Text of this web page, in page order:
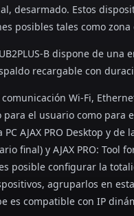
desarmado. Estos
posibles tales como
B dispone de
recargable con
Wi-Fi,
para el usuario como para
AJAX PRO Desktop y
final) y AJAX PRO: Tool
posible configurar la
agruparlos en
es compatible con IP